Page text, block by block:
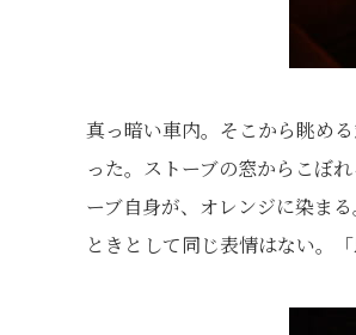
真っ暗い車内。そこから眺め
った。ストーブの窓からこぼ
ーブ自身が、オレンジに染ま
ときとして同じ表情はない。